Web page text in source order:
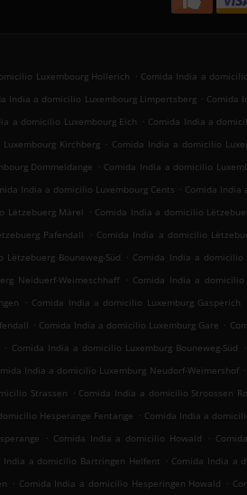
Luxembourg Hollerich . Comida India a
India a domicilio Luxembourg Limpertsberg . Comida
a domicilio Luxembourg Eich . Comida India a
Kirchberg . Comida India a domicilio
Dommeldange . Comida India a domicilio
India a domicilio Luxembourg Cents . Comida India
Lëtzebuerg Märel . Comida India a domicilio
Pafendall . Comida India a domicilio
Bouneweg-Süd . Comida India a domicilio
Neiduerf-Weimeschhaff . Comida India a domicilio
. Comida India a domicilio Luxemburg Gasperich
. Comida India a domicilio Luxemburg Gare .
. Comida India a domicilio Luxemburg Bouneweg-Süd .
India a domicilio Luxemburg Neudorf-Weimershof .
Strassen . Comida India a domicilio Stroossen
Hesperange Fentange . Comida India a
. Comida India a domicilio Howald .
India a domicilio Bartringen Helfent . Comida India a
. Comida India a domicilio Hesperingen Howald .